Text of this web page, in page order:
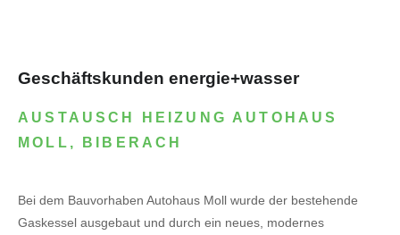
Geschäftskunden energie+wasser
AUSTAUSCH HEIZUNG AUTOHAUS
MOLL, BIBERACH
Bei dem Bauvorhaben Autohaus Moll wurde der bestehende
Gaskessel ausgebaut und durch ein neues, modernes